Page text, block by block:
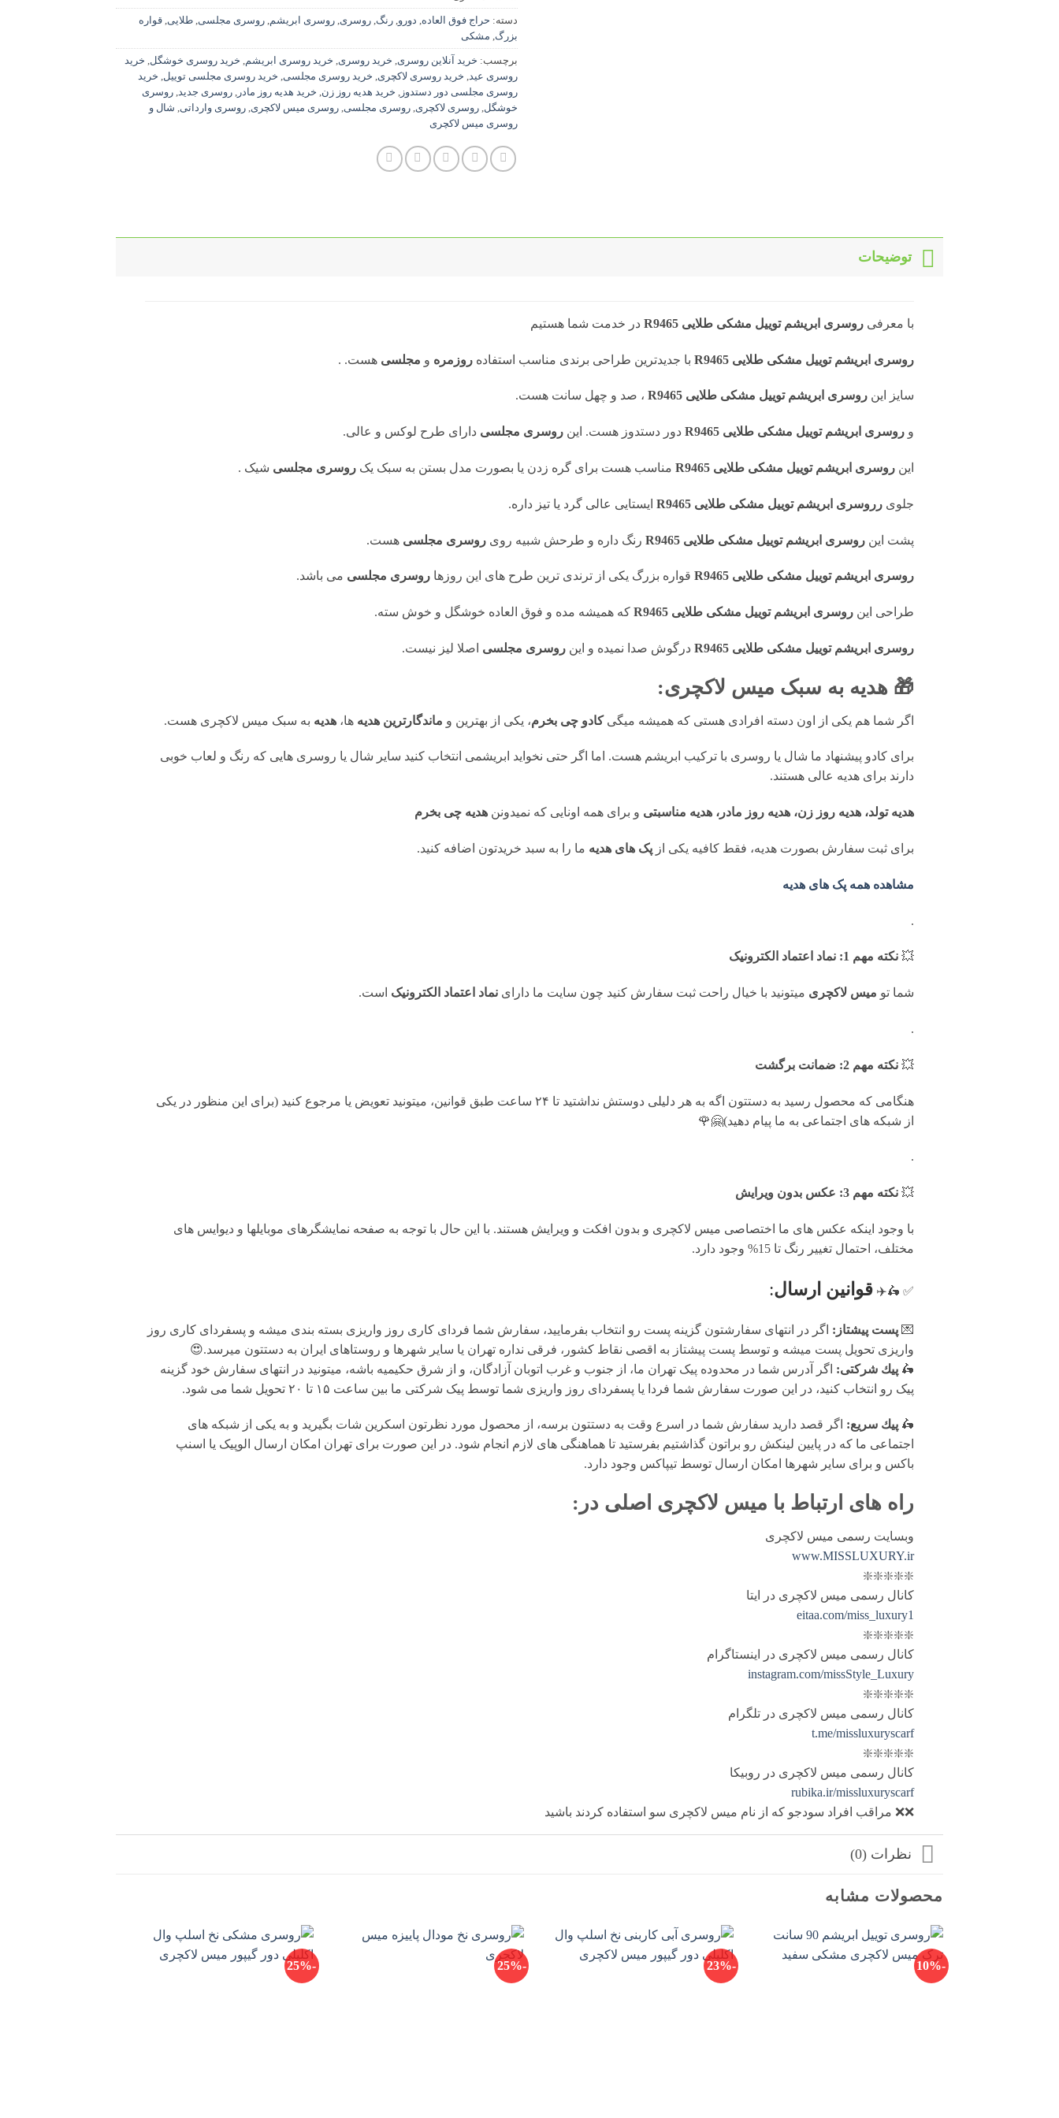
دسته: حراج فوق العاده دورو رنگ روسری روسری ابریشم روسری مجلسی طلایی قواره
بزرگ مشکی
برچسب: خرید آنلاین روسری خرید روسری خرید روسری ابریشم خرید روسری خوشگل خرید
روسری عید
خرید روسری لاکچری خرید روسری مجلسی خرید روسری مجلسی توییل خرید
روسری مجلسی دور دستدوز
خرید هدیه روز زن خرید هدیه روز مادر روسری جدید روسری
خوشگل روسری لاکچری روسری مجلسی روسری میس لاکچری روسری وارداتی شال و
روسری میس لاکچری
توضیحات
با معرفی روسری ابریشم توییل مشکی طلایی R9465 در خدمت شما هستیم
روسری ابریشم توییل مشکی طلایی R9465 با جدیدترین طراحی برندی مناسب استفاده روزمره و مجلسی هست. .
سایز این روسری ابریشم توییل مشکی طلایی R9465 ، صد و چهل سانت هست.
و روسری ابریشم توییل مشکی طلایی R9465 دور دستدوز هست. این روسری مجلسی دارای طرح لوکس و عالی.
این روسری ابریشم توییل مشکی طلایی R9465 مناسب هست برای گره زدن یا بصورت مدل بستن به سبک یک روسری مجلسی شیک .
جلوی رروسری ابریشم توییل مشکی طلایی R9465 ایستایی عالی گرد یا تیز داره.
پشت این روسری ابریشم توییل مشکی طلایی R9465 رنگ داره و طرحش شبیه روی روسری مجلسی هست.
روسری ابریشم توییل مشکی طلایی R9465 قواره بزرگ یکی از ترندی ترین طرح های این روزها روسری مجلسی می باشد.
طراحی این روسری ابریشم توییل مشکی طلایی R9465 که همیشه مده و فوق العاده خوشگل و خوش سته.
روسری ابریشم توییل مشکی طلایی R9465 درگوش صدا نمیده و این روسری مجلسی اصلا لیز نیست.
🎁 هدیه به سبک میس لاکچری:
اگر شما هم یکی از اون دسته افرادی هستی که همیشه میگیکادو چی بخرم، یکی از بهترین و ماندگارترین هدیه ها، هدیه به سبک میس لاکچری هست.
برای کادو پیشنهاد ما شال یا روسری با ترکیب ابریشم هست. اما اگر حتی نخواید ابریشمی انتخاب کنید سایر شال یا روسری هایی که رنگ و لعاب خوبی
دارند برای هدیه عالی هستند.
هدیه تولد، هدیه روز زن، هدیه روز مادر، هدیه مناسبتی و برای همه اونایی که نمیدونن هدیه چی بخرم
برای ثبت سفارش بصورت هدیه، فقط کافیه یکی از پک های هدیه ما را به سبد خریدتون اضافه کنید.
مشاهده همه پک های هدیه
.
💥 نکته مهم 1: نماد اعتماد الکترونیک
شما تو میس لاکچری میتونید با خیال راحت ثبت سفارش کنید چون سایت ما دارای نماد اعتماد الکترونیک است.
.
💥 نکته مهم 2: ضمانت برگشت
هنگامی که محصول رسید به دستتون اگه به هر دلیلی دوستش نداشتید تا ۲۴ ساعت طبق قوانین، میتونید تعویض یا مرجوع کنید (برای این منظور در یکی
از شبکه های اجتماعی به ما پیام دهید)🤗🌹
.
💥 نکته مهم 3: عکس بدون ویرایش
با وجود اینکه عکس های ما اختصاصی میس لاکچری و بدون افکت و ویرایش هستند. با این حال با توجه به صفحه نمایشگرهای موبایلها و دیوایس های
مختلف، احتمال تغییر رنگ تا 15% وجود دارد.
✅ 🛵✈️ قوانين ارسال:
💌 پست پیشتاز: اگر در انتهای سفارشتون گزینه پست رو انتخاب بفرمایید، سفارش شما فردای کاری روز واریزی بسته بندی میشه و پسفردای کاری روز
واریزی تحویل پست میشه و توسط پست پیشتاز به اقصی نقاط کشور، فرقی نداره تهران یا سایر شهرها و روستاهای ایران به دستتون میرسد.😍
🛵 پيك شرکتی: اگر آدرس شما در محدوده پیک تهران ما، از جنوب و غرب اتوبان آزادگان، و از شرق حکیمیه باشه، میتونید در انتهای سفارش خود گزینه
پیک رو انتخاب کنید، در این صورت سفارش شما فردا یا پسفردای روز واريزى شما توسط پیک شرکتی ما بين ساعت ۱۵ تا ٢٠ تحويل شما مى شود.
🛵 پيك سریع: اگر قصد دارید سفارش شما در اسرع وقت به دستتون برسه، از محصول مورد نظرتون اسکرین شات بگیرید و به یکی از شبکه های
اجتماعی ما که در پایین لینکش رو براتون گذاشتیم بفرستید تا هماهنگی های لازم انجام شود. در این صورت برای تهران امکان ارسال الوپیک یا اسنپ
باکس و برای سایر شهرها امکان ارسال توسط تیپاکس وجود دارد.
راه های ارتباط با میس لاکچری اصلی در:
وبسایت رسمی میس لاکچری
www.MISSLUXURY.ir
❇️❇️❇️❇️❇️
کانال رسمی میس لاکچری در ایتا
eitaa.com/miss_luxury1
❇️❇️❇️❇️❇️
کانال رسمی میس لاکچری در اینستاگرام
instagram.com/missStyle_Luxury
❇️❇️❇️❇️❇️
کانال رسمی میس لاکچری در تلگرام
t.me/missluxuryscarf
❇️❇️❇️❇️❇️
کانال رسمی میس لاکچری در روبیکا
rubika.ir/missluxuryscarf
❌❌ مراقب افراد سودجو که از نام میس لاکچری سو استفاده کردند باشید
نظرات (0)
محصولات مشابه
-10%
-23%
-25%
-25%